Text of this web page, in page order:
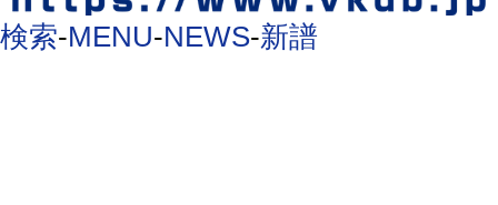
検索-MENU-NEWS-新譜